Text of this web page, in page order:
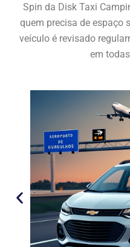
Spin da Disk Taxi
quem precisa de espaço
veículo é revisado
em